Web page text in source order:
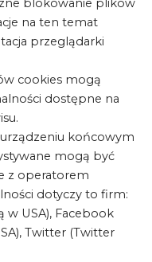
blokowanie plików
na ten temat
przeglądarki
cookies mogą
dostępne na
końcowym
mogą być
z operatorem
dotyczy to firm:
w USA), Facebook
Twitter (Twitter